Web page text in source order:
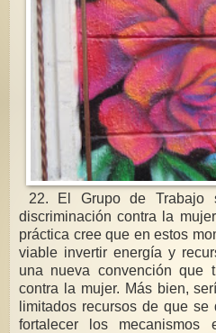
22. El Grupo de Trabajo
discriminación contra la
práctica cree que en estos
viable invertir energía y
una nueva convención que
contra la mujer. Más bien,
limitados recursos de que
fortalecer los mecanismos